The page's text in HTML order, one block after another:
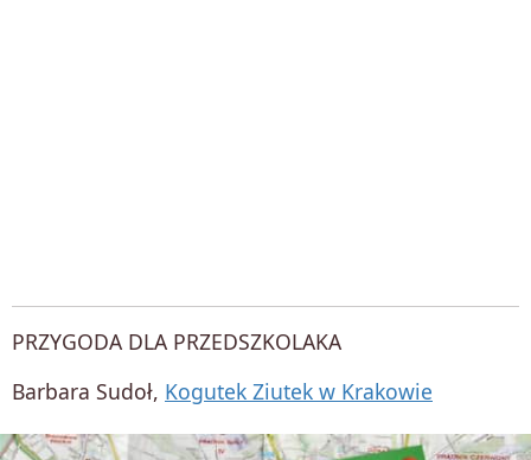
PRZYGODA DLA PRZEDSZKOLAKA
Barbara Sudoł, Kogutek Ziutek w Krakowie